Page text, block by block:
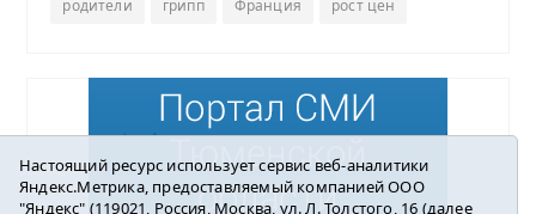
родители грипп Франция рост цен
Настоящий ресурс использует сервис веб-аналитики
Яндекс.Метрика, предоставляемый компанией ООО
"Яндекс" (119021, Россия, Москва, ул. Л. Толстого, 16 (далее